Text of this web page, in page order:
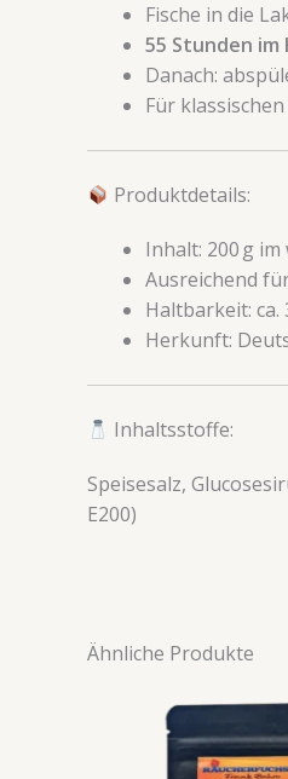
Fische in die
55 Stunden im
Danach:
Für
Produktdetails:
Inhalt: 200 g
Ausreichend
Haltbarkeit: ca.
Herkunft:
Inhaltsstoffe:
Speisesalz,
E200)
Ähnliche Produkte